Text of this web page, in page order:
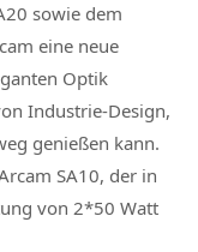
sowie dem
eine neue
Optik
Industrie-Design,
genießen kann.
SA10, der in
von 2*50 Watt